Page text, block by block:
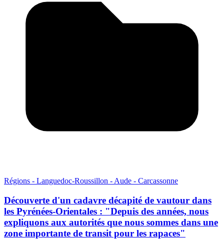
Régions - Languedoc-Roussillon - Aude - Carcassonne
Découverte d'un cadavre décapité de vautour dans
les Pyrénées-Orientales : "Depuis des années, nous
expliquons aux autorités que nous sommes dans une
zone importante de transit pour les rapaces"